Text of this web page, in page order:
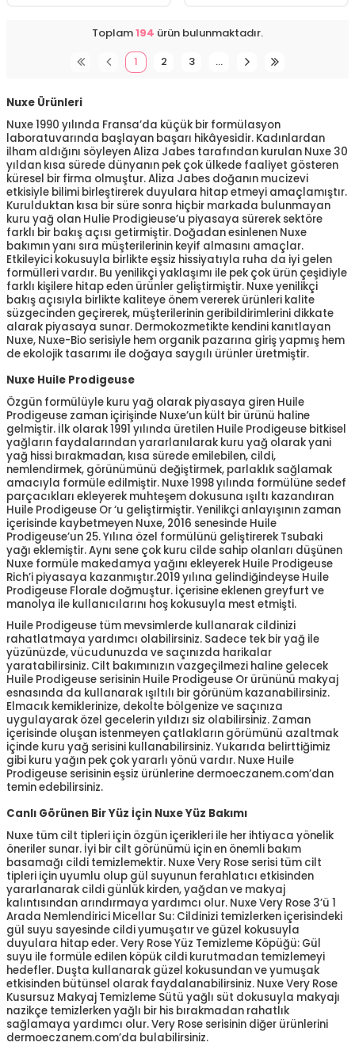
Toplam194 ürün bulunmaktadır.
1
2 3 …
Nuxe Ürünleri
Nuxe 1990 yılında Fransa’da küçük bir formülasyon
laboratuvarında başlayan başarı hikâyesidir. Kadınlardan
ilham aldığını söyleyen Aliza Jabes tarafından kurulan Nuxe 30
yıldan kısa sürede dünyanın pek çok ülkede faaliyet gösteren
küresel bir firma olmuştur. Aliza Jabes doğanın mucizevi
etkisiyle bilimi birleştirerek duyulara hitap etmeyi amaçlamıştır.
Kurulduktan kısa bir süre sonra hiçbir markada bulunmayan
kuru yağ olan Hulie Prodigieuse’u piyasaya sürerek sektöre
farklı bir bakış açısı getirmiştir. Doğadan esinlenen Nuxe
bakımın yanı sıra müşterilerinin keyif almasını amaçlar.
Etkileyici kokusuyla birlikte eşsiz hissiyatıyla ruha da iyi gelen
formülleri vardır. Bu yenilikçi yaklaşımı ile pek çok ürün çeşidiyle
farklı kişilere hitap eden ürünler geliştirmiştir. Nuxe yenilikçi
bakış açısıyla birlikte kaliteye önem vererek ürünleri kalite
süzgecinden geçirerek, müşterilerinin geribildirimlerini dikkate
alarak piyasaya sunar. Dermokozmetikte kendini kanıtlayan
Nuxe, Nuxe-Bio serisiyle hem organik pazarına giriş yapmış hem
de ekolojik tasarımı ile doğaya saygılı ürünler üretmiştir.
Nuxe Huile Prodigeuse
Özgün formülüyle kuru yağ olarak piyasaya giren Huile
Prodigeuse zaman içirişinde Nuxe’un kült bir ürünü haline
gelmiştir. İlk olarak 1991 yılında üretilen Huile Prodigeuse bitkisel
yağların faydalarından yararlanılarak kuru yağ olarak yani
yağ hissi bırakmadan, kısa sürede emilebilen, cildi,
nemlendirmek, görünümünü değiştirmek, parlaklık sağlamak
amacıyla formüle edilmiştir. Nuxe 1998 yılında formülüne sedef
parçacıkları ekleyerek muhteşem dokusuna ışıltı kazandıran
Huile Prodigeuse Or ‘u geliştirmiştir. Yenilikçi anlayışının zaman
içerisinde kaybetmeyen Nuxe, 2016 senesinde Huile
Prodigeuse’un 25. Yılına özel formülünü geliştirerek Tsubaki
yağı eklemiştir. Aynı sene çok kuru cilde sahip olanları düşünen
Nuxe formüle makedamya yağını ekleyerek Huile Prodigeuse
Rich’i piyasaya kazanmıştır.2019 yılına gelindiğindeyse Huile
Prodigeuse Florale doğmuştur. İçerisine eklenen greyfurt ve
manolya ile kullanıcılarını hoş kokusuyla mest etmişti.
Huile Prodigeuse tüm mevsimlerde kullanarak cildinizi
rahatlatmaya yardımcı olabilirsiniz. Sadece tek bir yağ ile
yüzünüzde, vücudunuzda ve saçınızda harikalar
yaratabilirsiniz. Cilt bakımınızın vazgeçilmezi haline gelecek
Huile Prodigeuse serisinin Huile Prodigeuse Or ürününü makyaj
esnasında da kullanarak ışıltılı bir görünüm kazanabilirsiniz.
Elmacık kemiklerinize, dekolte bölgenize ve saçınıza
uygulayarak özel gecelerin yıldızı siz olabilirsiniz. Zaman
içerisinde oluşan istenmeyen çatlakların görümünü azaltmak
içinde kuru yağ serisini kullanabilirsiniz. Yukarıda belirttiğimiz
gibi kuru yağın pek çok yararlı yönü vardır. Nuxe Huile
Prodigeuse serisinin eşsiz ürünlerine dermoeczanem.com’dan
temin edebilirsiniz.
Canlı Görünen Bir Yüz İçin Nuxe Yüz Bakımı
Nuxe tüm cilt tipleri için özgün içerikleri ile her ihtiyaca yönelik
öneriler sunar. İyi bir cilt görünümü için en önemli bakım
basamağı cildi temizlemektir. Nuxe Very Rose serisi tüm cilt
tipleri için uyumlu olup gül suyunun ferahlatıcı etkisinden
yararlanarak cildi günlük kirden, yağdan ve makyaj
kalıntısından arındırmaya yardımcı olur. Nuxe Very Rose 3’ü 1
Arada Nemlendirici Micellar Su: Cildinizi temizlerken içerisindeki
gül suyu sayesinde cildi yumuşatır ve güzel kokusuyla
duyulara hitap eder. Very Rose Yüz Temizleme Köpüğü: Gül
suyu ile formüle edilen köpük cildi kurutmadan temizlemeyi
hedefler. Duşta kullanarak güzel kokusundan ve yumuşak
etkisinden bütünsel olarak faydalanabilirsiniz. Nuxe Very Rose
Kusursuz Makyaj Temizleme Sütü yağlı süt dokusuyla makyajı
nazikçe temizlerken yağlı bir his bırakmadan rahatlık
sağlamaya yardımcı olur. Very Rose serisinin diğer ürünlerini
dermoeczanem.com’da bulabilirsiniz.